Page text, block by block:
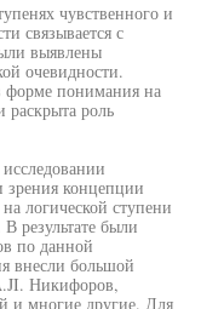
чувственного и
связывается с
выявлены
очевидности.
форме понимания на
раскрыта роль
зрения концепции
логической ступени
результате были
по данной
внесли большой
Никифоров,
многие другие. Для